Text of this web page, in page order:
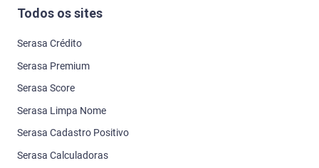
Todos os sites
Serasa Crédito
Serasa Premium
Serasa Score
Serasa Limpa Nome
Serasa Cadastro Positivo
Serasa Calculadoras